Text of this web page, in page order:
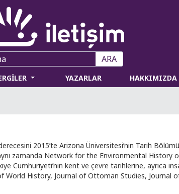
ARA
YAZARLAR HAKKIMIZDA
2015’te Arizona Üniversitesi’nin Tarih
zamanda Network for the Environmental History of
Cumhuriyeti’nin kent ve çevre tarihlerine, ayrıca
History, Journal of Ottoman Studies, Journal